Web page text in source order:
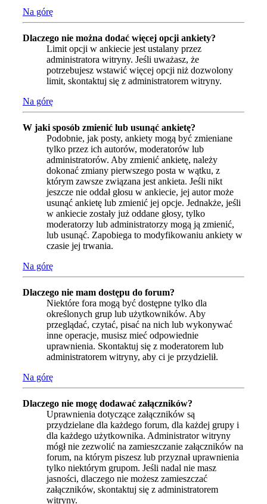
Na górę
Dlaczego nie można dodać więcej opcji ankiety?
Limit opcji w ankiecie jest ustalany przez
administratora witryny. Jeśli uważasz, że
potrzebujesz wstawić więcej opcji niż dozwolony
limit, skontaktuj się z administratorem witryny.
Na górę
W jaki sposób zmienić lub usunąć ankietę?
Podobnie, jak posty, ankiety mogą być zmieniane
tylko przez ich autorów, moderatorów lub
administratorów. Aby zmienić ankietę, należy
dokonać zmiany pierwszego posta w wątku, z
którym zawsze związana jest ankieta. Jeśli nikt
jeszcze nie oddał głosu w ankiecie, jej autor może
usunąć ankietę lub zmienić jej opcje. Jednakże, jeśli
w ankiecie zostały już oddane głosy, tylko
moderatorzy lub administratorzy mogą ją zmienić,
lub usunąć. Zapobiega to modyfikowaniu ankiety w
czasie jej trwania.
Na górę
Dlaczego nie mam dostępu do forum?
Niektóre fora mogą być dostępne tylko dla
określonych grup lub użytkowników. Aby
przeglądać, czytać, pisać na nich lub wykonywać
inne operacje, musisz mieć odpowiednie
uprawnienia. Skontaktuj się z moderatorem lub
administratorem witryny, aby ci je przydzielił.
Na górę
Dlaczego nie mogę dodawać załączników?
Uprawnienia dotyczące załączników są
przydzielane dla każdego forum, dla każdej grupy i
dla każdego użytkownika. Administrator witryny
mógł nie zezwolić na zamieszczanie załączników na
forum, na którym piszesz lub przyznał uprawnienia
tylko niektórym grupom. Jeśli nadal nie masz
jasności, dlaczego nie możesz zamieszczać
załączników, skontaktuj się z administratorem
witryny.